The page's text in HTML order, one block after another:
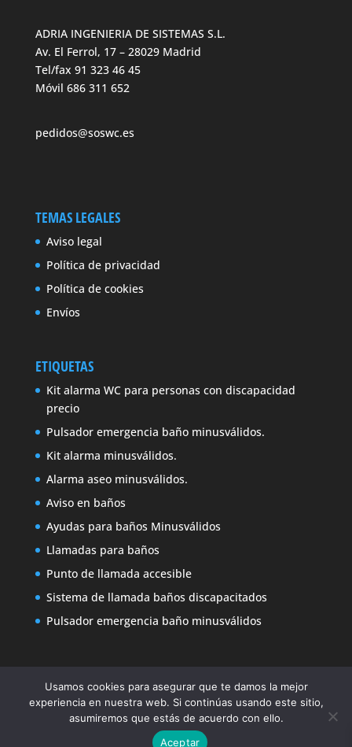
ADRIA INGENIERIA DE SISTEMAS S.L.
Av. El Ferrol, 17 – 28029 Madrid
Tel/fax 91 323 46 45
Móvil 686 311 652
pedidos@soswc.es
TEMAS LEGALES
Aviso legal
Política de privacidad
Política de cookies
Envíos
ETIQUETAS
Kit alarma WC para personas con discapacidad
precio
Pulsador emergencia baño minusválidos.
Kit alarma minusválidos.
Alarma aseo minusválidos.
Aviso en baños
Ayudas para baños Minusválidos
Llamadas para baños
Punto de llamada accesible
Sistema de llamada baños discapacitados
Pulsador emergencia baño minusválidos
KIT DE AVISO PARA BAÑOS DE DISCAPACITADO
Diseño Páginas Web Marbella
Usamos cookies para asegurar que te damos la mejor
experiencia en nuestra web. Si continúas usando este sitio,
asumiremos que estás de acuerdo con ello.
Aceptar